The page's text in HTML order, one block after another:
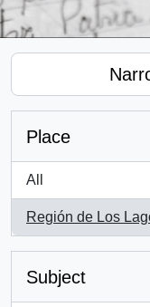
Place
All
Región de Los
, 1 results
Subject